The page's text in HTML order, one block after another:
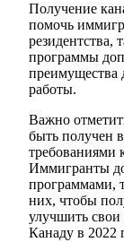
Получение
помочь
резидентства,
программы
преимущества
работы.
Важно
быть получен
требованиями
Иммигранты
программами,
них, чтобы
улучшить
Канаду в 2022